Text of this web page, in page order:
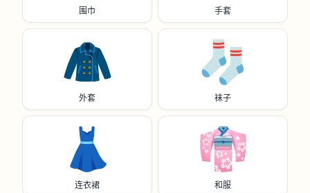
围巾 手套
🧥
外套
🧦
袜子
👗
连衣裙
👘
和服